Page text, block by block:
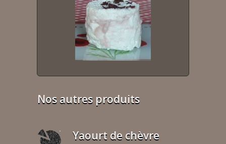
Nos autres produits
Yaourt de chèvre